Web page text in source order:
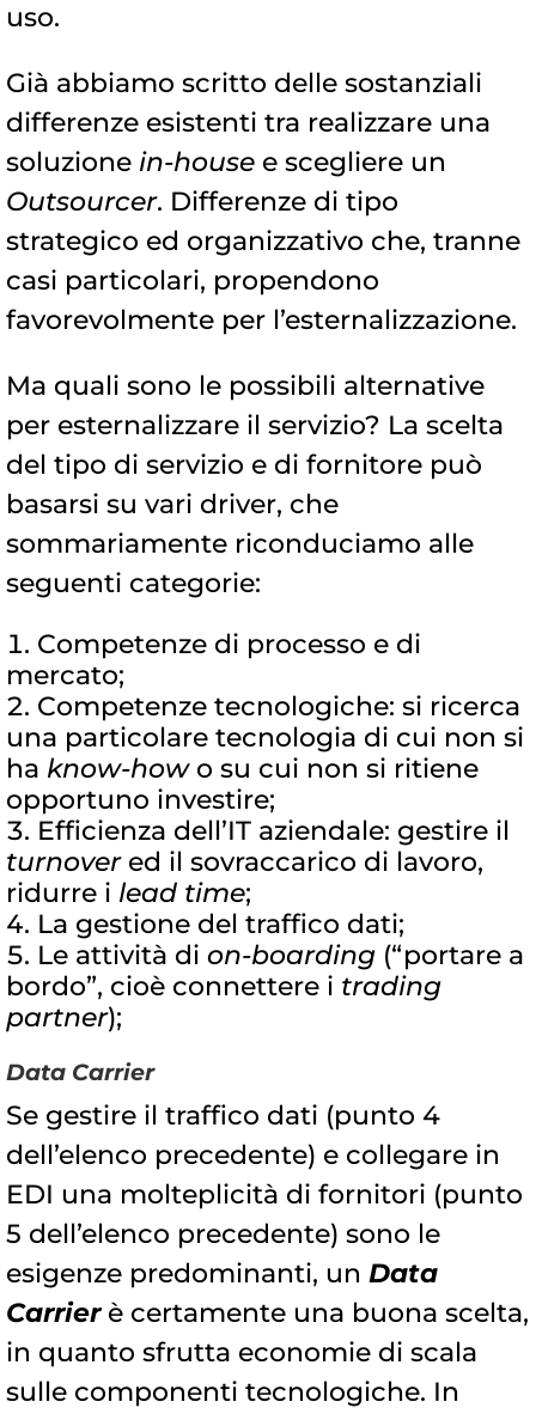
uso.
Già abbiamo scritto delle sostanziali
differenze esistenti tra realizzare una
soluzione in-house e scegliere un
Outsourcer. Differenze di tipo
strategico ed organizzativo che, tranne
casi particolari, propendono
favorevolmente per l’esternalizzazione.
Ma quali sono le possibili alternative
per esternalizzare il servizio? La scelta
del tipo di servizio e di fornitore può
basarsi su vari driver, che
sommariamente riconduciamo alle
seguenti categorie:
Competenze di processo e di
mercato;
Competenze tecnologiche: si ricerca
una particolare tecnologia di cui non si
ha know-howo su cui non si ritiene
opportuno investire;
Efficienza dell’IT aziendale: gestire il
turnovered il sovraccarico di lavoro,
ridurre i lead time;
La gestione del traffico dati;
Le attività di on-boarding (“portare a
bordo”, cioè connettere i trading
partner);
Data Carrier
Se gestire il traffico dati (punto 4
dell’elenco precedente) e collegare in
EDI una molteplicità di fornitori (punto
5 dell’elenco precedente) sono le
esigenze predominanti, un Data
Carrier è certamente una buona scelta,
in quanto sfrutta economie di scala
sulle componenti tecnologiche. In